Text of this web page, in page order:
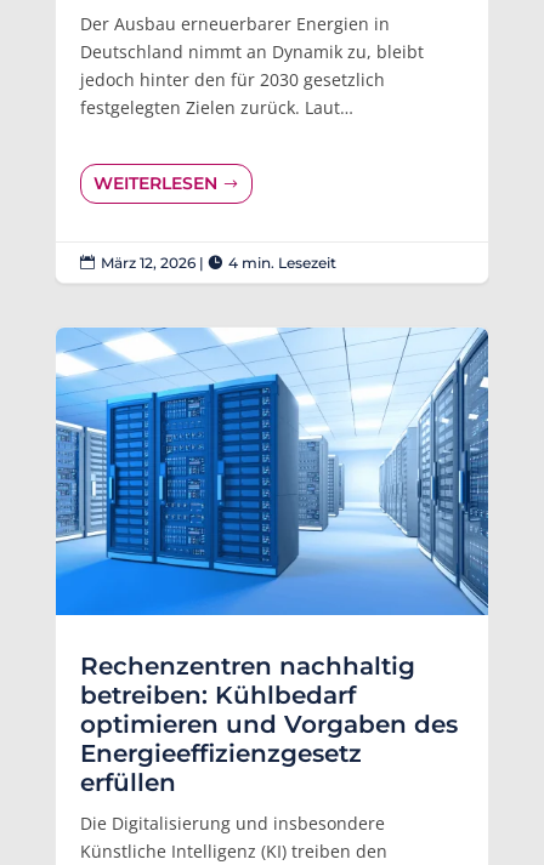
Der Ausbau erneuerbarer Energien in
Deutschland nimmt an Dynamik zu, bleibt
jedoch hinter den für 2030 gesetzlich
festgelegten Zielen zurück. Laut…
WEITERLESEN
 März 12, 2026|  4 min. Lesezeit
Rechenzentren nachhaltig
betreiben: Kühlbedarf
optimieren und Vorgaben des
Energieeffizienzgesetz
erfüllen
Die Digitalisierung und insbesondere
Künstliche Intelligenz (KI) treiben den